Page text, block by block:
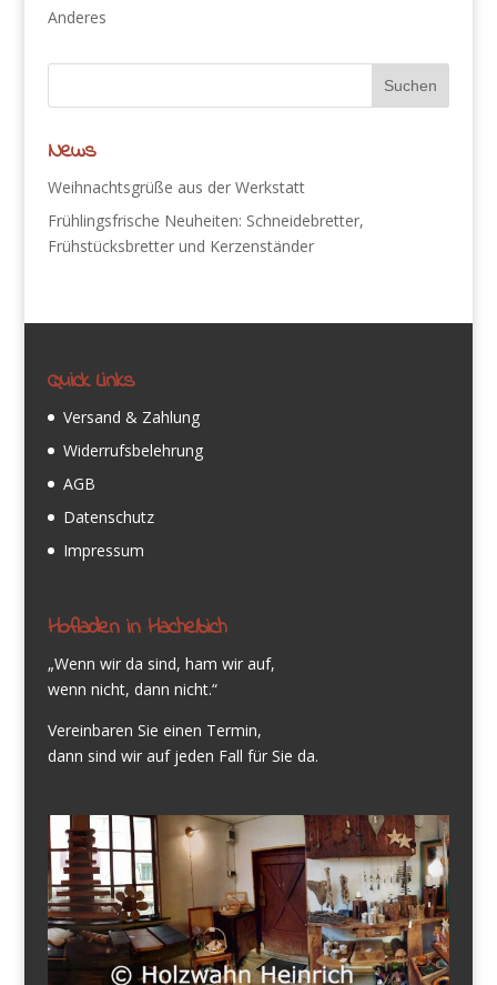
Anderes
News
Weihnachtsgrüße aus der Werkstatt
Frühlingsfrische Neuheiten: Schneidebretter,
Frühstücksbretter und Kerzenständer
Quick Links
Versand & Zahlung
Widerrufsbelehrung
AGB
Datenschutz
Impressum
Hofladen in Hachelbich
„Wenn wir da sind, ham wir auf,
wenn nicht, dann nicht.“
Vereinbaren Sie einen Termin,
dann sind wir auf jeden Fall für Sie da.